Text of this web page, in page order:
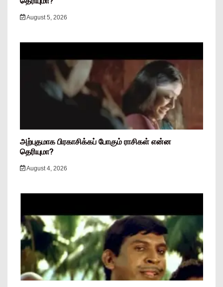
August 5, 2026
அற்புதமாக பிரகாசிக்கப் போகும் ராசிகள் என்ன
தெரியுமா?
August 4, 2026